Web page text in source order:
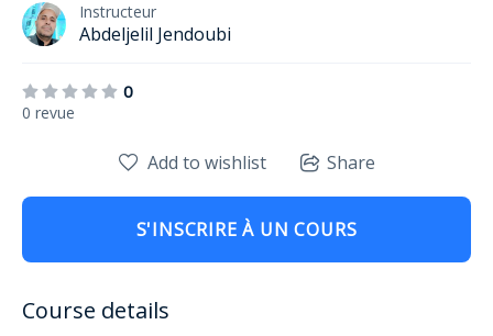
Instructeur
Abdeljelil Jendoubi
0
0 revue
Add to wishlist Share
S'INSCRIRE À UN COURS
Course details